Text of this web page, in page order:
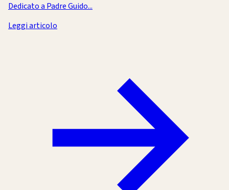
Dedicato a Padre Guido...
Leggi articolo